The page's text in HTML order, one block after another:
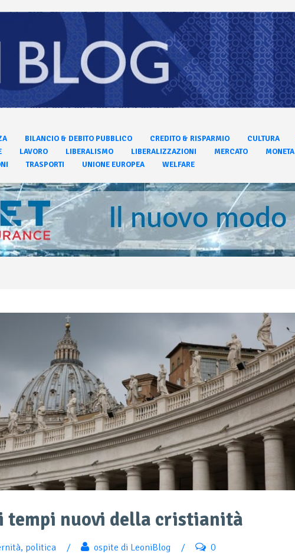
BILANCIO & DEBITO PUBBLICO CREDITO & RISPARMIO CULTURA
LAVORO LIBERALISMO LIBERALIZZAZIONI MERCATO MONETA
TRASPORTI UNIONE EUROPEA WELFARE
tempi nuovi della cristianità
, politica / ospite di LeoniBlog / 0